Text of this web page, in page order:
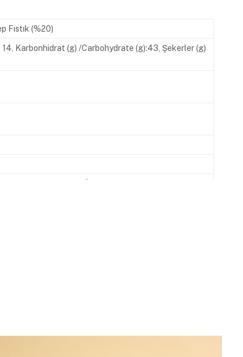
Fıstık (%20)
Karbonhidrat (g) /Carbohydrate (g):43, Şekerler (g)